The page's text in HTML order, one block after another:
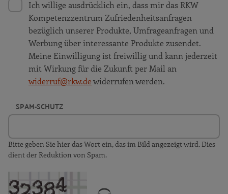
Ich willige ausdrücklich ein, dass mir das RKW
Kompetenzzentrum Zufriedenheitsanfragen
bezüglich unserer Produkte, Umfrageanfragen und
Werbung über interessante Produkte zusendet.
Meine Einwilligung ist freiwillig und kann jederzeit
mit Wirkung für die Zukunft per Mail an
widerruf@rkw.dewiderrufen werden.
SPAM-SCHUTZ
Bitte geben Sie hier das Wort ein, das im Bild angezeigt wird. Dies
dient der Reduktion von Spam.